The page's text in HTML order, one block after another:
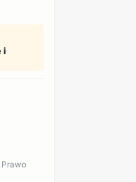
i
Prawo